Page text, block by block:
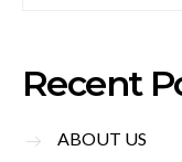
Recent
ABOUT US